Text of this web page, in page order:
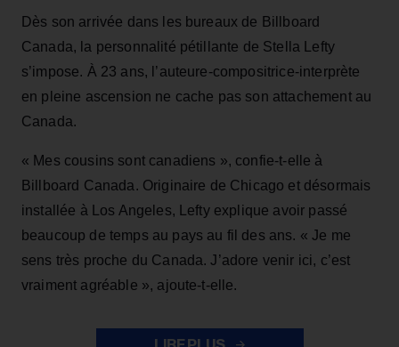
Dès son arrivée dans les bureaux de Billboard
Canada, la personnalité pétillante de Stella Lefty
s’impose. À 23 ans, l’auteure-compositrice-interprète
en pleine ascension ne cache pas son attachement au
Canada.
« Mes cousins sont canadiens », confie-t-elle à
Billboard Canada. Originaire de Chicago et désormais
installée à Los Angeles, Lefty explique avoir passé
beaucoup de temps au pays au fil des ans. « Je me
sens très proche du Canada. J’adore venir ici, c’est
vraiment agréable », ajoute-t-elle.